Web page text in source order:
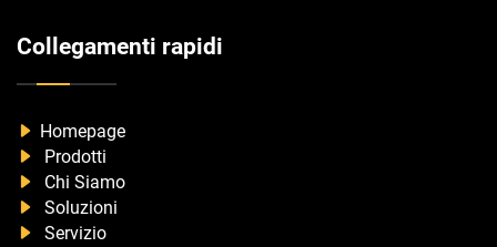
Collegamenti rapidi
Homepage
Prodotti
Chi Siamo
Soluzioni
Servizio